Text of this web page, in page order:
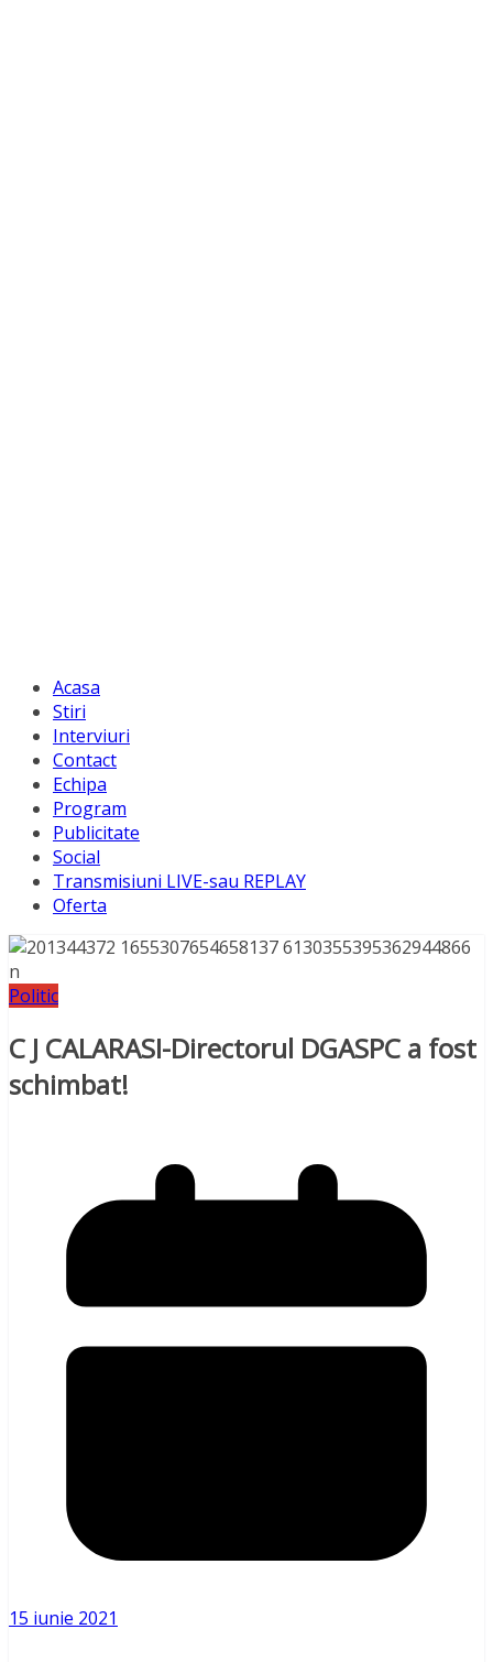
Acasa
Stiri
Interviuri
Contact
Echipa
Program
Publicitate
Social
Transmisiuni LIVE-sau REPLAY
Oferta
Politic
C J CALARASI-Directorul DGASPC a fost
schimbat!
15 iunie 2021